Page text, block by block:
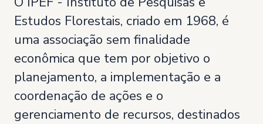
Estudos Florestais, criado em 1968, é
uma associação sem finalidade
econômica que tem por objetivo o
planejamento, a implementação e a
coordenação de ações e o
gerenciamento de recursos, destinados